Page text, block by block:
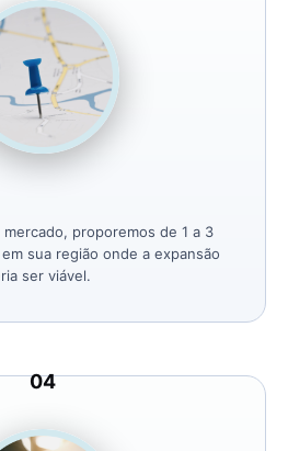
proporemos de 1 a 3
sua região onde a expansão
ser viável.